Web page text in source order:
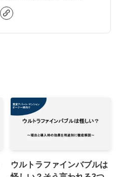
ウルトラファインバブルは